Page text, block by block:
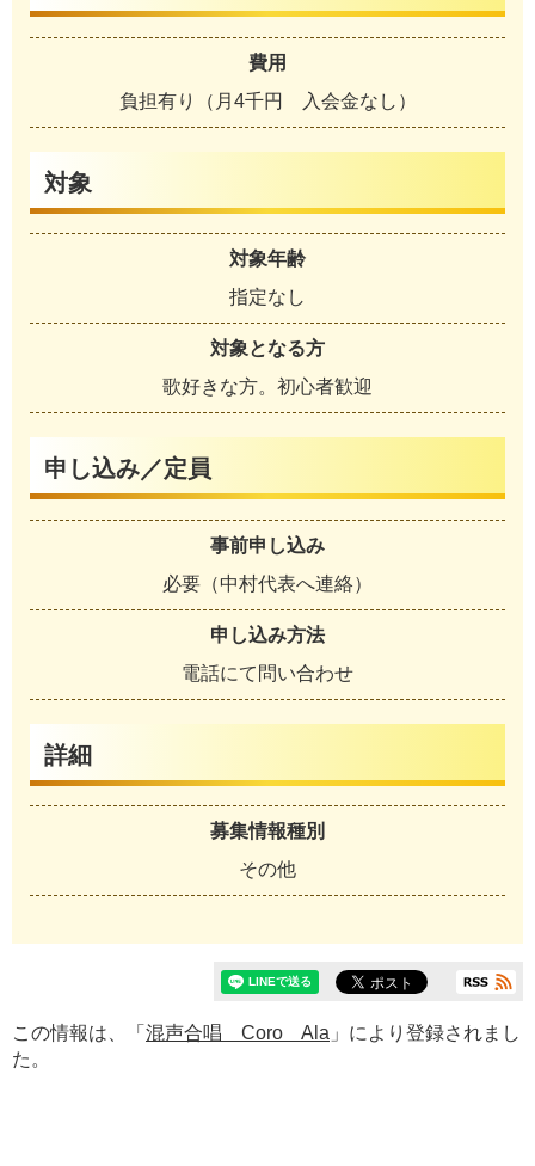
費用
負担有り（月4千円 入会金なし）
対象
対象年齢
指定なし
対象となる方
歌好きな方。初心者歓迎
申し込み／定員
事前申し込み
必要（中村代表へ連絡）
申し込み方法
電話にて問い合わせ
詳細
募集情報種別
その他
この情報は、「 混声合唱 Coro Ala 」により登録されまし
た。